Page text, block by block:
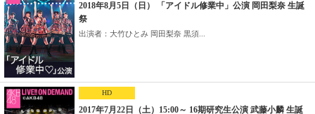
2018年8月5日（日） 「アイドル修業中」公演 岡田梨奈 生誕
祭
出演者：大竹ひとみ 岡田梨奈 黒須...
HD
2017年7月22日（土）15:00～ 16期研究生公演 武藤小麟 生誕